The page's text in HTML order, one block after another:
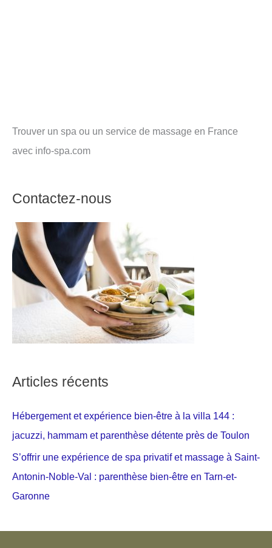
Trouver un spa ou un service de massage en France
avec info-spa.com
Contactez-nous
Articles récents
Hébergement et expérience bien-être à la villa 144 :
jacuzzi, hammam et parenthèse détente près de Toulon
S’offrir une expérience de spa privatif et massage à Saint-
Antonin-Noble-Val : parenthèse bien-être en Tarn-et-
Garonne